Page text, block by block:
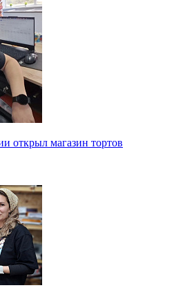
открыл магазин тортов